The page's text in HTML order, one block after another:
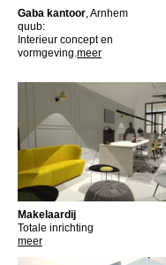
Gaba kantoor , Arnhem
quub:
Interieur concept en
vormgeving. meer
Makelaardij
Totale inrichting
meer